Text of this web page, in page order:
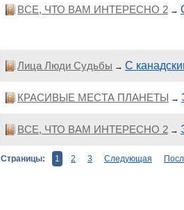
ВСЕ, ЧТО ВАМ ИНТЕРЕСНО 2 →
Лица Люди Судьбы → С
КРАСИВЫЕ МЕСТА ПЛАНЕТЫ →
ВСЕ, ЧТО ВАМ ИНТЕРЕСНО 2 →
Страницы: 1 2 3 Следующая